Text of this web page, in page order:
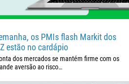
os PMIs flash Markit dos
estão no cardápio
dos mercados se mantém firme com os
aversão ao risco…